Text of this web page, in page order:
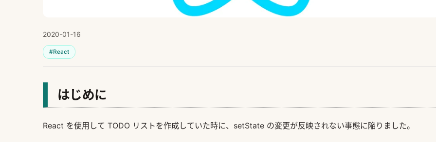
2020-01-16
#React
はじめに
React を使用して TODO リストを作成していた時に、setState の変更が反映されない事態に陥りました。